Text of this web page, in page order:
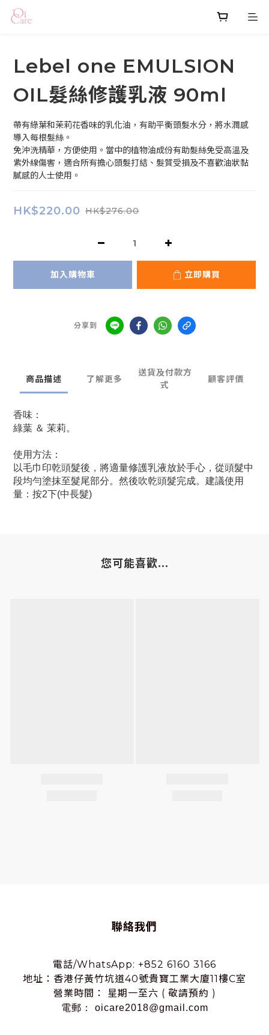
Lebel one EMULSION
OIL髮絲修護乳液 90ml
帶有綠葉和茉莉花香味的乳化油，有助平衡頭髮水分，將水潤感
導入每根髮絲。
免沖洗精華，方便使用。當中的植物油成份有助髮絲免受高溫及
紫外線傷害，適合所有擔心頭髮打結、髮質受損及不喜歡油狀黏
膩感的人士使用。
HK$220.00 HK$276.00
加入購物車 立即購買
分享到
商品描述 了解更多
送貨及付款方
式
顧客評價
香味：
綠葉 ＆ 茉莉。
使用方法：
以毛巾印乾頭髮後，將適量修護乳液放於手心，從頭髮中
段均勻塗抹至髮尾部分。然後吹乾頭髮完成。建議使用
量：按2下(中長髮)
您可能喜歡...
聯絡我們
電話/WhatsApp: +852 6160 3166
地址：香港仔黃竹坑道40號貴寶工業大廈11樓C室
營業時間： 星期一至六 ( 敬請預約 )
電郵： oicare2018@gmail.com